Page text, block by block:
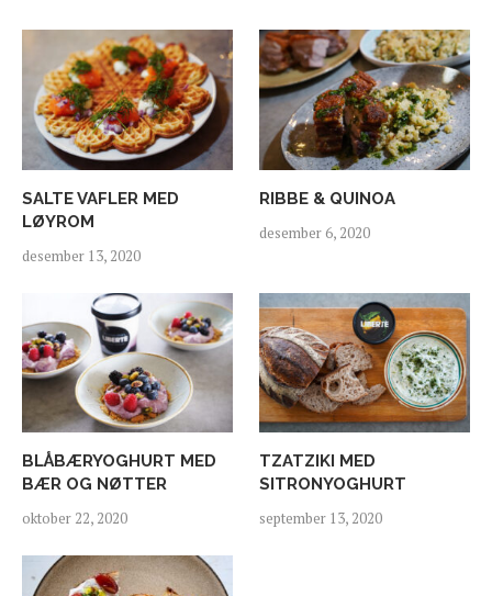
SALTE VAFLER MED
LØYROM
desember 13, 2020
RIBBE & QUINOA
desember 6, 2020
BLÅBÆRYOGHURT MED
BÆR OG NØTTER
oktober 22, 2020
TZATZIKI MED
SITRONYOGHURT
september 13, 2020